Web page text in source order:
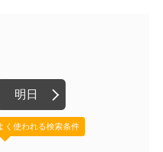
明日
く使われる検索条件